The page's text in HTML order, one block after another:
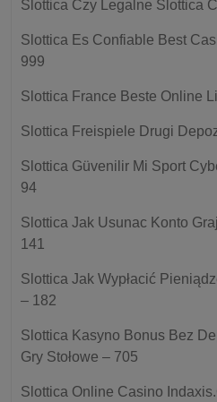
Slottica Czy Legalne Slottica
Slottica Es Confiable Best
999
Slottica France Beste Online
Slottica Freispiele Drugi
Slottica Güvenilir Mi Sport
94
Slottica Jak Usunac Konto
141
Slottica Jak Wypłacić
– 182
Slottica Kasyno Bonus Bez
Gry Stołowe – 705
Slottica Online Casino